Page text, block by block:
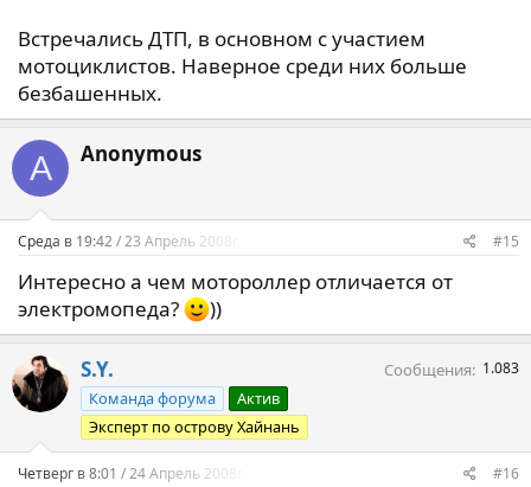
Встречались ДТП, в основном с участием
мотоциклистов. Наверное среди них больше
безбашенных.
A Anonymous
Среда в 19:42 / 23 Апрель 2008г. #15
Интересно а чем мотороллер отличается от
электромопеда?
))
S.Y.
Команда форума
Актив
Эксперт по острову Хайнань
Сообщения 1.083
Четверг в 8:01 / 24 Апрель 2008г. #16